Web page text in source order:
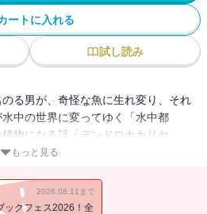
ートに入れる
試し読み
る男が、奇怪な魚に生れ変り、それ
中の世界に変ってゆく「水中都
物になる話「デンドロカカリヤ」。
二作に、戯曲「友達」の原型となっ
上がらせた初期短編11編を収録。
もっと見る
2026.08.11まで
ックフェス2026！全